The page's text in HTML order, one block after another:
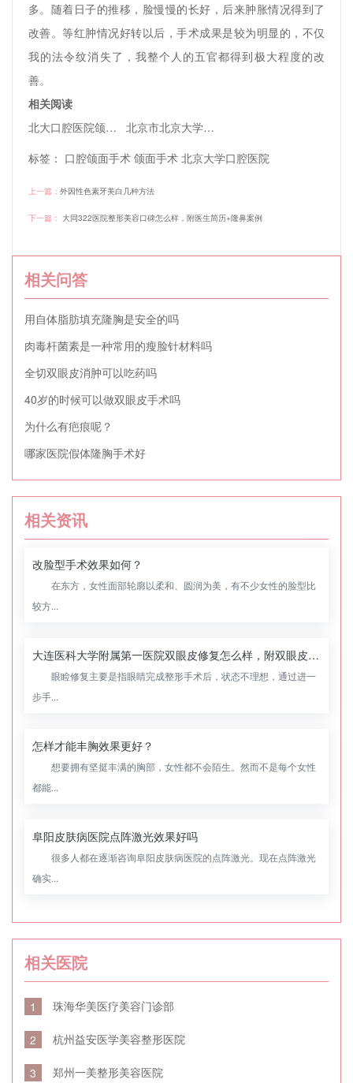
多。随着日子的推移，脸慢慢的长好，后来肿胀情况得到了
改善。等红肿情况好转以后，手术成果是较为明显的，不仅
我的法令纹消失了，我整个人的五官都得到极大程度的改
善。
相关阅读
北大口腔医院颌面外科谁比较厉害，深入了解一下
北京市北京大学口腔医院种植科
标签： 口腔颌面手术 颌面手术 北京大学口腔医院
上一篇： 外因性色素牙美白几种方法
下一篇： 大同322医院整形美容口碑怎么样，附医生简历+隆鼻案例
相关问答
用自体脂肪填充隆胸是安全的吗
肉毒杆菌素是一种常用的瘦脸针材料吗
全切双眼皮消肿可以吃药吗
40岁的时候可以做双眼皮手术吗
为什么有疤痕呢？
哪家医院假体隆胸手术好
相关资讯
改脸型手术效果如何？
在东方，女性面部轮廓以柔和、圆润为美，有不少女性的脸型比
较方...
大连医科大学附属第一医院双眼皮修复怎么样，附双眼皮修复案例
眼睑修复主要是指眼睛完成整形手术后，状态不理想，通过进一
步手...
怎样才能丰胸效果更好？
想要拥有坚挺丰满的胸部，女性都不会陌生。然而不是每个女性
都能...
阜阳皮肤病医院点阵激光效果好吗
很多人都在逐渐咨询阜阳皮肤病医院的点阵激光。现在点阵激光
确实...
相关医院
1 珠海华美医疗美容门诊部
2 杭州益安医学美容整形医院
3 郑州一美整形美容医院